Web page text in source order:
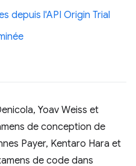
depuis l'API Origin Trial
Yoav Weiss et
de conception de
Payer, Kentaro Hara et
de code dans